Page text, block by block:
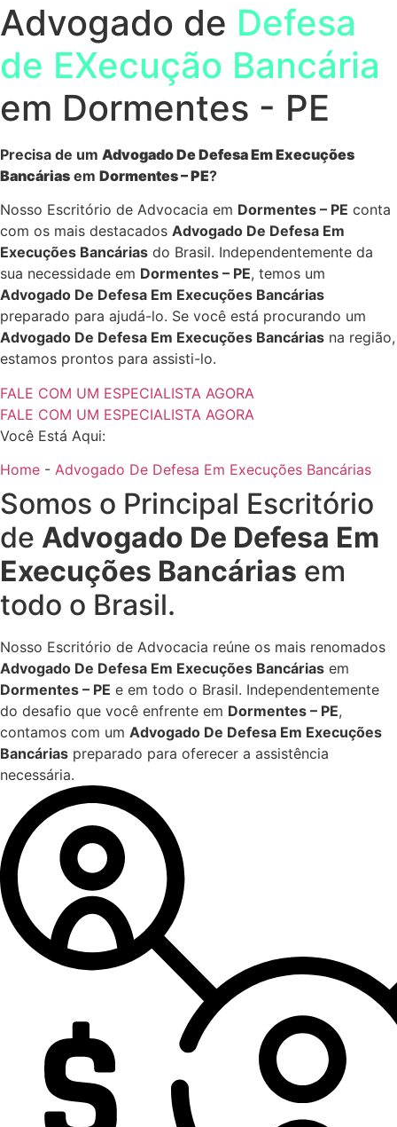
Advogado de Defesa
de EXecução Bancária
em Dormentes - PE
Precisa de um Advogado De Defesa Em Execuções
Bancárias em Dormentes – PE?
Nosso Escritório de Advocacia em Dormentes – PE conta
com os mais destacados Advogado De Defesa Em
Execuções Bancárias do Brasil. Independentemente da
sua necessidade em Dormentes – PE, temos um
Advogado De Defesa Em Execuções Bancárias
preparado para ajudá-lo. Se você está procurando um
Advogado De Defesa Em Execuções Bancárias na região,
estamos prontos para assisti-lo.
FALE COM UM ESPECIALISTA AGORA
FALE COM UM ESPECIALISTA AGORA
Você Está Aqui:
Home - Advogado De Defesa Em Execuções Bancárias
Somos o Principal Escritório
de Advogado De Defesa Em
Execuções Bancárias em
todo o Brasil.
Nosso Escritório de Advocacia reúne os mais renomados
Advogado De Defesa Em Execuções Bancárias em
Dormentes – PE e em todo o Brasil. Independentemente
do desafio que você enfrente em Dormentes – PE,
contamos com um Advogado De Defesa Em Execuções
Bancárias preparado para oferecer a assistência
necessária.